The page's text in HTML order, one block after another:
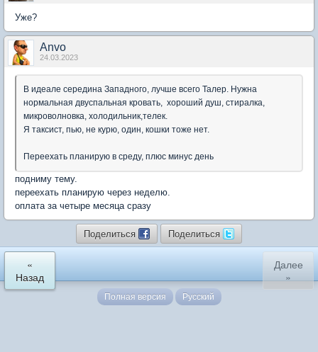
Уже?
Anvo
24.03.2023
В идеале середина Западного, лучше всего Талер. Нужна
нормальная двуспальная кровать, хороший душ, стиралка,
микроволновка, холодильник,телек.
Я таксист, пью, не курю, один, кошки тоже нет.
Переехать планирую в среду, плюс минус день
подниму тему.
переехать планирую через неделю.
оплата за четыре месяца сразу
Поделиться Поделиться
«
Назад
Далее
»
Полная версия Русский